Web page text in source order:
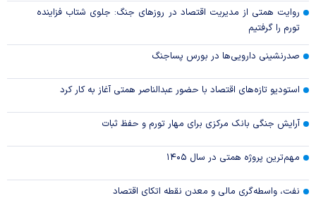
روایت همتی از مدیریت اقتصاد در روزهای جنگ: جلوی شتاب فزاینده
تورم را گرفتیم
صدرنشینی دارویی‌ها در بورس پساجنگ
استودیو تازه‌های اقتصاد با حضور عبدالناصر همتی آغاز به کار کرد
آرایش جنگی بانک مرکزی برای مهار تورم و حفظ ثبات
مهم‌ترین پروژه همتی در سال ۱۴۰۵
نفت، واسطه‌گری مالی و معدن نقطه اتکای اقتصاد